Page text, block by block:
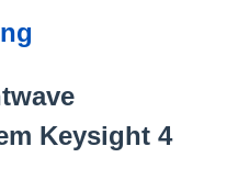
Keysight 4